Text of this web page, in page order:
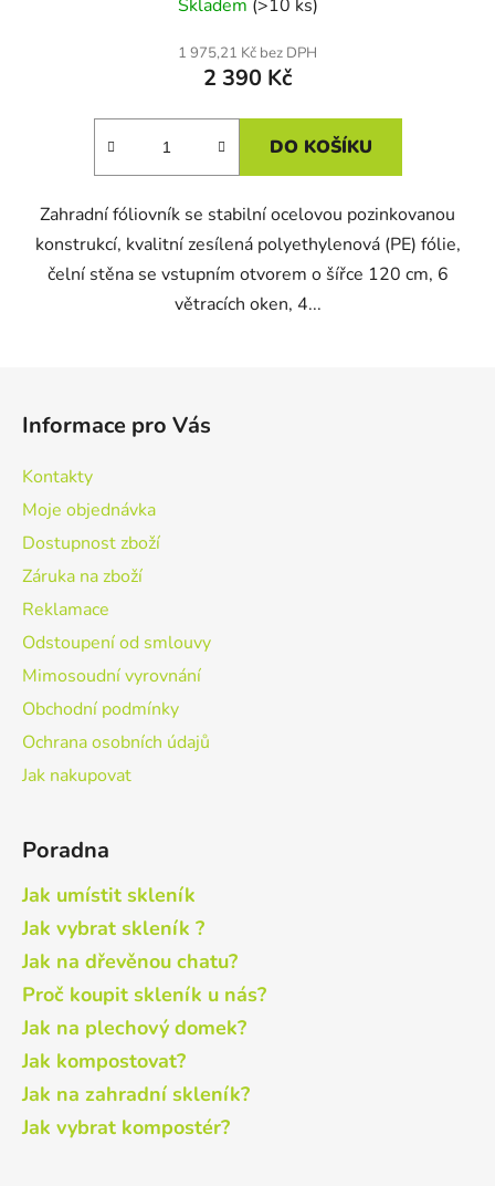
Skladem (>10 ks)
1 975,21 Kč bez DPH
2 390 Kč
DO KOŠÍKU
Zahradní fóliovník se stabilní ocelovou pozinkovanou
konstrukcí, kvalitní zesílená polyethylenová (PE) fólie,
čelní stěna se vstupním otvorem o šířce 120 cm, 6
větracích oken, 4...
Informace pro Vás
Kontakty
Moje objednávka
Dostupnost zboží
Záruka na zboží
Reklamace
Odstoupení od smlouvy
Mimosoudní vyrovnání
Obchodní podmínky
Ochrana osobních údajů
Jak nakupovat
Poradna
Jak umístit skleník
Jak vybrat skleník ?
Jak na dřevěnou chatu?
Proč koupit skleník u nás?
Jak na plechový domek?
Jak kompostovat?
Jak na zahradní skleník?
Jak vybrat kompostér?